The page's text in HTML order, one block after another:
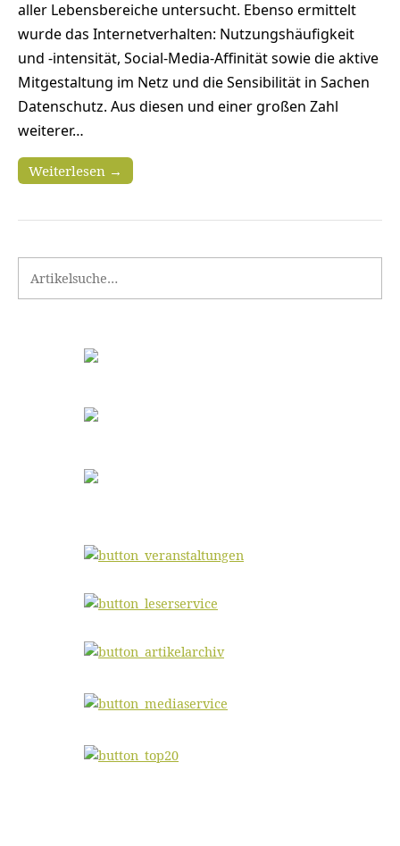
aller Lebensbereiche untersucht. Ebenso ermittelt
wurde das Internetverhalten: Nutzungshäufigkeit
und -intensität, Social-Media-Affinität sowie die aktive
Mitgestaltung im Netz und die Sensibilität in Sachen
Datenschutz. Aus diesen und einer großen Zahl
weiterer…
Weiterlesen →